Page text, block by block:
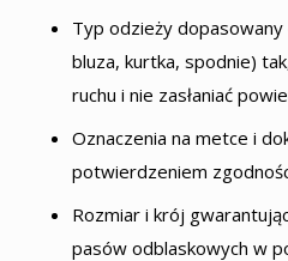
Typ odzieży dopasowany
bluza, kurtka, spodnie)
ruchu i nie zasłaniać
Oznaczenia na metce i
potwierdzeniem
Rozmiar i krój
pasów odblaskowych w